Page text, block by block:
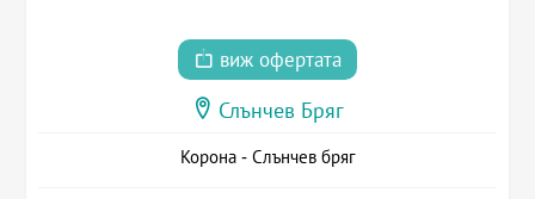
виж офертата
Слънчев Бряг
Корона - Слънчев бряг